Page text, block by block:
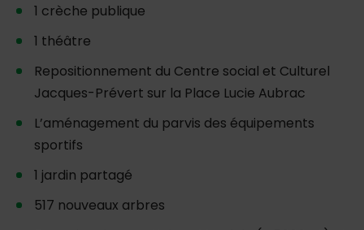
1 crèche publique
1 théâtre
Repositionnement du Centre social et Culturel
Jacques-Prévert sur la Place Lucie Aubrac
L’aménagement du parvis des équipements
sportifs
1 jardin partagé
517 nouveaux arbres